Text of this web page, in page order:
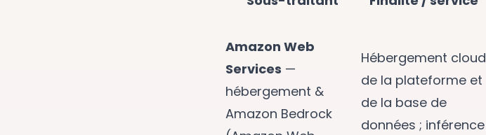
Amazon Web
Services —
hébergement &
Amazon Bedrock
Hébergement cloud
de la plateforme et
de la base de
données ; inférence